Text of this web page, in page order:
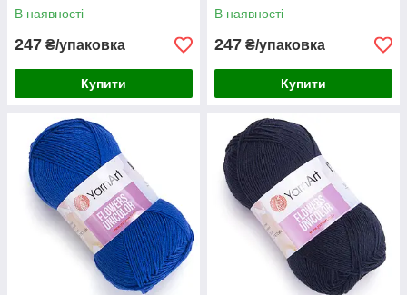
В наявності
247 ₴/упаковка
Купити
В наявності
247 ₴/упаковка
Купити